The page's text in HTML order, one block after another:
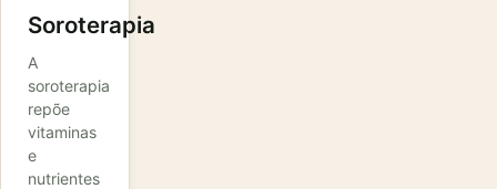
Soroterapia
A
soroterapia
repõe
vitaminas
e
nutrientes